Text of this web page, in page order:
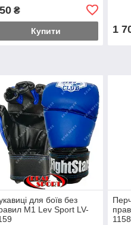
₴
Купити 1
для боїв без
M1 Lev Sport LV-
1158